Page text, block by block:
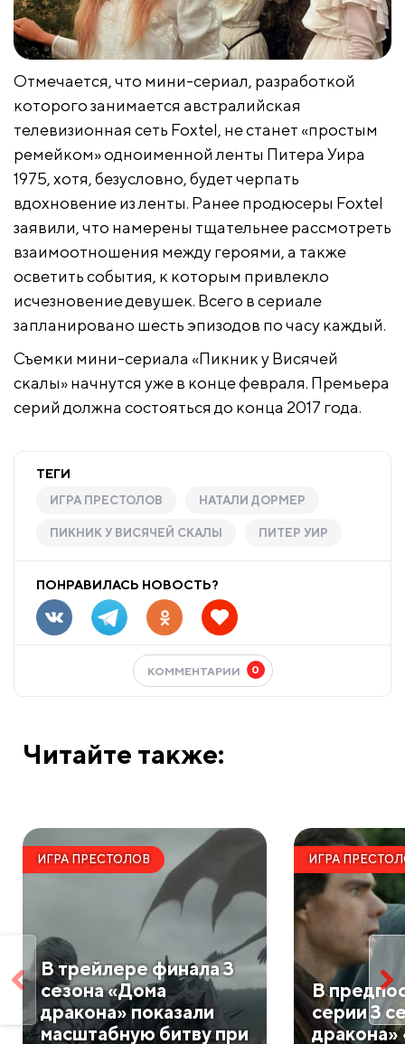
Отмечается, что мини-сериал, разработкой
которого занимается австралийская
телевизионная сеть Foxtel, не станет «простым
ремейком» одноименной ленты Питера Уира
1975, хотя, безусловно, будет черпать
вдохновение из ленты. Ранее продюсеры Foxtel
заявили, что намерены тщательнее рассмотреть
взаимоотношения между героями, а также
осветить события, к которым привлекло
исчезновение девушек. Всего в сериале
запланировано шесть эпизодов по часу каждый.
Съемки мини-сериала «Пикник у Висячей
скалы» начнутся уже в конце февраля. Премьера
серий должна состояться до конца 2017 года.
ТЕГИ
ИГРА ПРЕСТОЛОВ НАТАЛИ ДОРМЕР
ПИКНИК У ВИСЯЧЕЙ СКАЛЫ ПИТЕР УИР
ПОНРАВИЛАСЬ НОВОСТЬ?
КОММЕНТАРИИ 0
Читайте также:
ИГРА ПРЕСТОЛОВ
В трейлере финала 3
сезона «Дома
дракона» показали
масштабную битву при
ИГРА
В
серии 3
дракона»